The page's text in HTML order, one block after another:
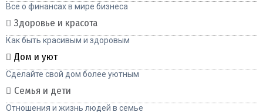
Все о финансах в мире бизнеса
Здоровье и красота
Как быть красивым и здоровым
Дом и уют
Сделайте свой дом более уютным
Семья и дети
Отношения и жизнь людей в семье